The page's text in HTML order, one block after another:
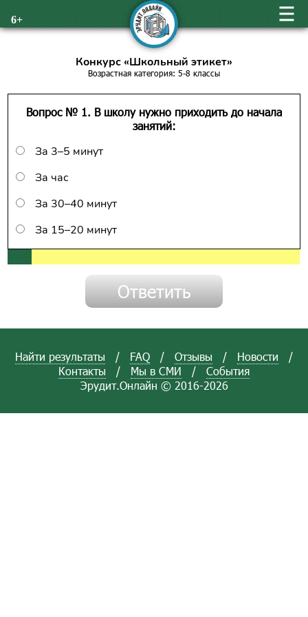
6+
Конкурс «Школьный этикет»
Возрастная категория: 5-8 классы
Вопрос № 1. В школу нужно приходить до начала
занятий:
За 3–5 минут
За час
За 30–40 минут
За 15–20 минут
Найти результаты / FAQ / Отзывы / Новости
/
Контакты
/ Мы в СМИ /
События
Эрудит.Онлайн © 2016-2026